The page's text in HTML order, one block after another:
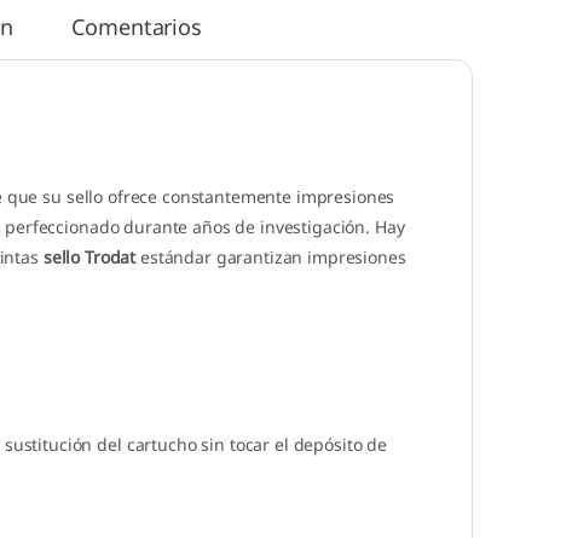
Comentarios
su sello ofrece constantemente impresiones
durante años de investigación. Hay
sello Trodatestándar garantizan impresiones
del cartucho sin tocar el depósito de